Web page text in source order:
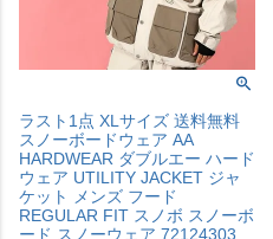
ラスト1点 XLサイズ 送料無料
スノーボードウェア AA
HARDWEAR ダブルエー ハード
ウェア UTILITY JACKET ジャ
ケット メンズ フード
REGULAR FIT スノボ スノーボ
ード スノーウェア 72124303